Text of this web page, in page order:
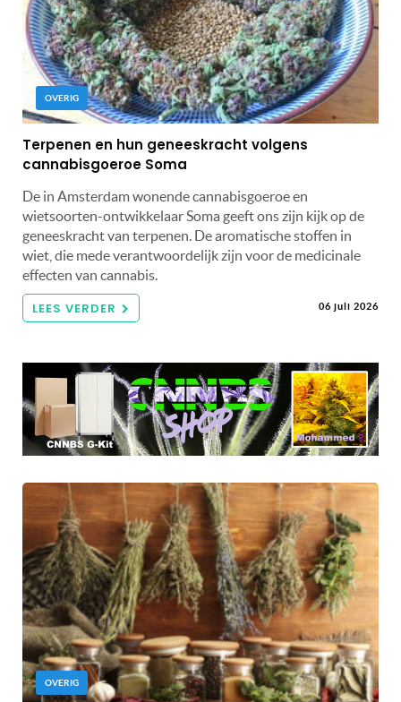
OVERIG
Terpenen en hun geneeskracht volgens
cannabisgoeroe Soma
De in Amsterdam wonende cannabisgoeroe en
wietsoorten-ontwikkelaar Soma geeft ons zijn kijk op de
geneeskracht van terpenen. De aromatische stoffen in
wiet, die mede verantwoordelijk zijn voor de medicinale
effecten van cannabis.
LEES VERDER 06 juli 2026
OVERIG